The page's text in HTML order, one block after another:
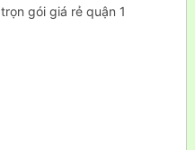
trọn gói giá rẻ quận 1